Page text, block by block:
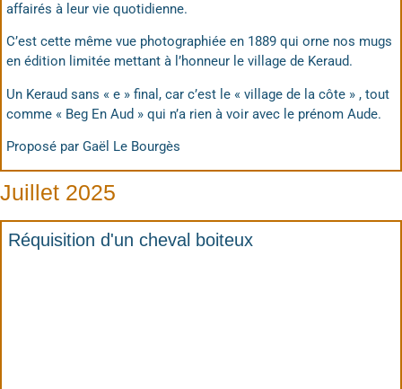
affairés à leur vie quotidienne.
C’est cette même vue photographiée en 1889 qui orne nos mugs
en édition limitée mettant à l’honneur le village de Keraud.
Un Keraud sans « e » final, car c’est le « village de la côte » , tout
comme « Beg En Aud » qui n’a rien à voir avec le prénom Aude.
Proposé par Gaël Le Bourgès
Juillet 2025
Réquisition d'un cheval boiteux